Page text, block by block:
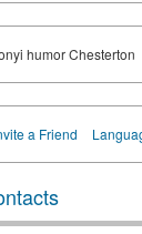
humor Chesterton
a Friend